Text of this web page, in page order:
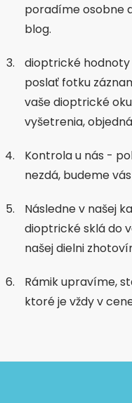
poradíme osobne
blog.
dioptrické
poslať fotku
vaše dioptrické
vyšetrenia,
Kontrola u nás -
nezdá, budeme
Následne v našej
dioptrické sklá do
našej dielni
Rámik upravíme,
ktoré je vždy v